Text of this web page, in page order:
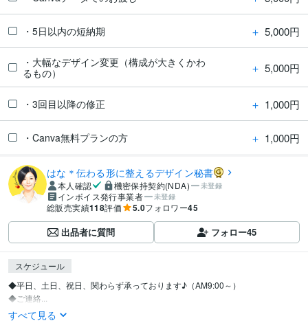
・5日以内の短納期 ＋ 5,000円
・大幅なデザイン変更（構成が大きくかわ
るもの）
＋ 5,000円
・3回目以降の修正 ＋ 1,000円
・Canva無料プランの方 ＋ 1,000円
はな＊伝わる形に整えるデザイン秘書
本人確認 機密保持契約(NDA) 未登録
インボイス発行事業者 未登録
総販売実績118評価 5.0フォロワー45
出品者に質問 フォロー45
スケジュール
◆平日、土日、祝日、関わらず承っております♪（AM9:00～）
◆ご連絡...
すべて見る